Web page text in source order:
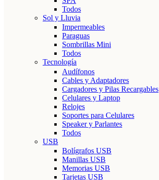
Todos
Sol y Lluvia
Impermeables
Paraguas
Sombrillas Mini
Todos
Tecnología
Audífonos
Cables y Adaptadores
Cargadores y Pilas Recargables
Celulares y Laptop
Relojes
Soportes para Celulares
Speaker y Parlantes
Todos
USB
Bolígrafos USB
Manillas USB
Memorias USB
Tarjetas USB